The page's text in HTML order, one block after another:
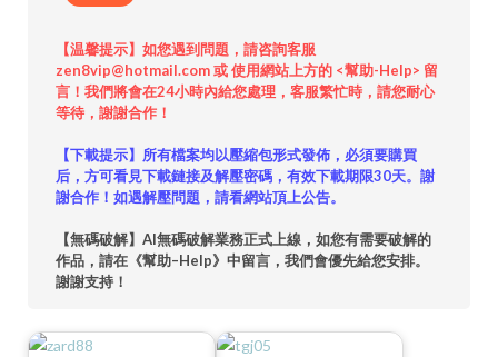
【温馨提示】如您遇到問題，請咨詢客服
zen8vip@hotmail.com 或 使用網站上方的 <幫助-Help> 留
言！我們將會在24小時內給您處理，客服繁忙時，請您耐心
等待，謝謝合作！
【下載提示】所有檔案均以壓縮包形式發佈，必須要購買
后，方可看見下載鏈接及解壓密碼，有效下載期限30天。謝
謝合作！如遇解壓問題，請看網站頂上公告。
【無碼破解】AI無碼破解業務正式上線，如您有需要破解的
作品，請在《幫助–Help》中留言，我們會優先給您安排。
謝謝支持！